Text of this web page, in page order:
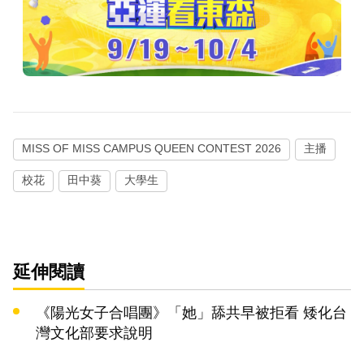
MISS OF MISS CAMPUS QUEEN CONTEST 2026 主播
校花 田中葵 大學生
延伸閱讀
《陽光女子合唱團》「她」舔共早被拒看 矮化台
灣文化部要求說明